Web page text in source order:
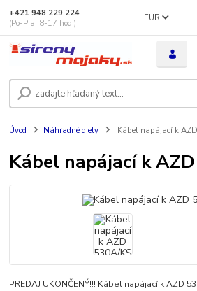
EUR
+421 948 229 224
(Po-Pia, 8-17 hod.)
Úvod Náhradné diely Kábel napájací k
Kábel napájací k
PREDAJ UKONČENÝ!!! Kábel napájací k AZD